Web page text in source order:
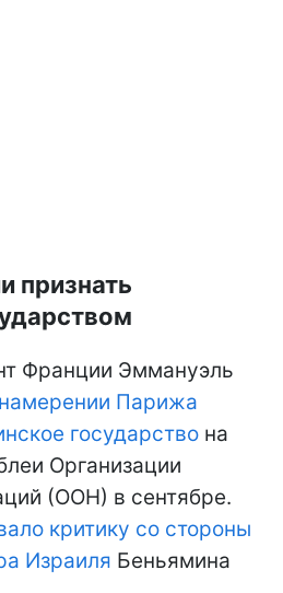
признать
Франции Эммануэль
намерении Парижа
государство на
Организации
(ООН) в сентябре.
критику со стороны
Израиля Беньямина